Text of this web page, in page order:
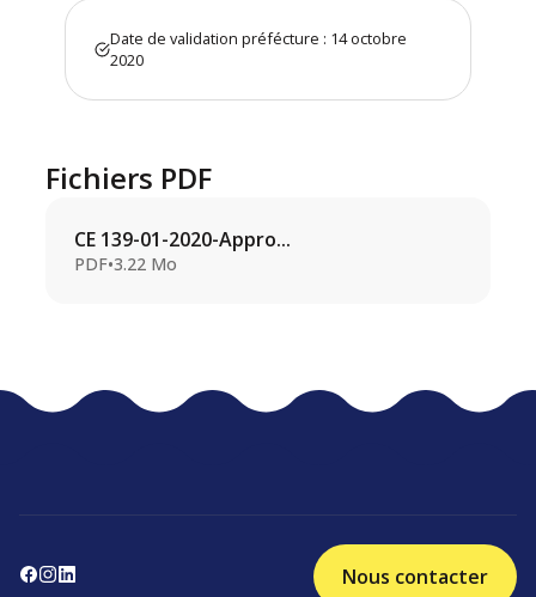
Date de validation préfécture : 14 octobre
2020
Fichiers PDF
CE 139-01-2020-Appro...
PDF•3.22 Mo
Nous contacter